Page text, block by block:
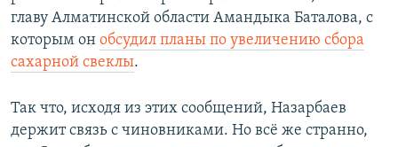
главу Алматинской области Амандыка Баталова, с
которым он обсудил планы по увеличению сбора
сахарной свеклы.
Так что, исходя из этих сообщений, Назарбаев
держит связь с чиновниками. Но всё же странно,